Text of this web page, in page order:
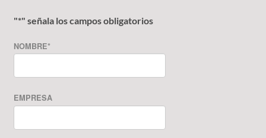
"*" señala los campos obligatorios
NOMBRE*
EMPRESA